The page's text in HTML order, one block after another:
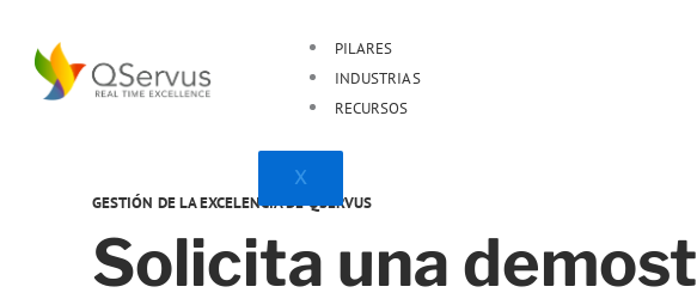
content
PILARES
INDUSTRIAS
RECURSOS
X
GESTIÓN DE LA EXCELENCIA DE QSERVUS
Solicita una